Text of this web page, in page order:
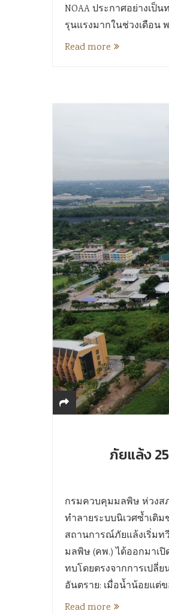
NOAA ประกาศอย่างเ
รุนแรงมากในช่วงเดือน พ
Read more
ภัยแล้ง
กรมควบคุมมลพิษ ห่วงส
ทำลายระบบนิเวศซ้ำเติ
สถานการณ์ภัยแล้งเริ่ม
มลพิษ (คพ.) ได้ออกมาเ
ทบโดยตรงจากการเปลี่
อันตราย: เมื่อน้ำน้อยแต่
Read more